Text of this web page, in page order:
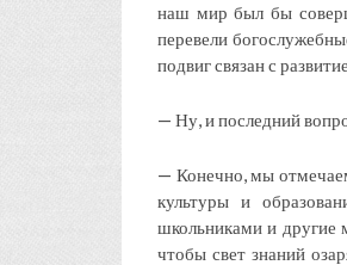
наш мир был бы
перевели
подвиг связан с
— Ну, и последний
— Конечно, мы
культуры и
школьниками и другие
чтобы свет знаний